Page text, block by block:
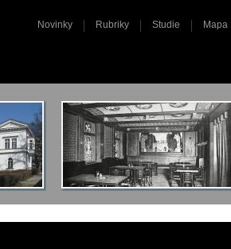
Novinky Rubriky Studie Mapa